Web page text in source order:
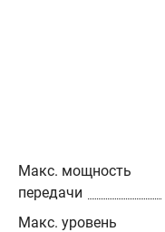
Макс. мощность
передачи
Макс. уровень